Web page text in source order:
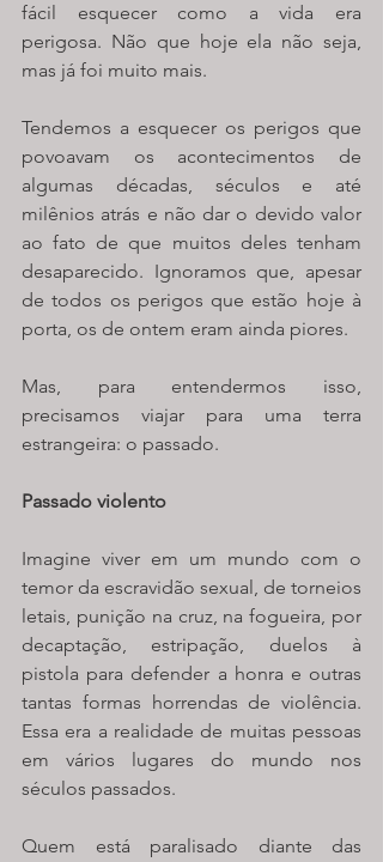
fácil esquecer como a vida era
perigosa. Não que hoje ela não seja,
mas já foi muito mais.
Tendemos a esquecer os perigos que
povoavam os acontecimentos de
algumas décadas, séculos e até
milênios atrás e não dar o devido valor
ao fato de que muitos deles tenham
desaparecido. Ignoramos que, apesar
de todos os perigos que estão hoje à
porta, os de ontem eram ainda piores.
Mas, para entendermos isso,
precisamos viajar para uma terra
estrangeira: o passado.
Passado violento
Imagine viver em um mundo com o
temor da escravidão sexual, de torneios
letais, punição na cruz, na fogueira, por
decaptação, estripação, duelos à
pistola para defender a honra e outras
tantas formas horrendas de violência.
Essa era a realidade de muitas pessoas
em vários lugares do mundo nos
séculos passados.
Quem está paralisado diante das